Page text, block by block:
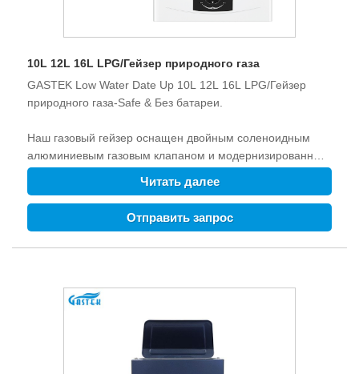
10L 12L 16L LPG/Гейзер природного газа
GASTEK Low Water Date Up 10L 12L 16L LPG/Гейзер
природного газа-Safe & Без батареи.
Наш газовый гейзер оснащен двойным соленоидным
алюминиевым газовым клапаном и модернизированным
датчиком потока воды для надежного зажигания при
давлении воды 0,01 МПа, что устраняет потребление
электроэнергии и снижает риски заклинивания.
Повышенная безопасность с помощью многоопераций
работу. Идеально подходит для многоэтажных домов и
Дополнительный адаптер переменного тока заменяет
батарею. Пользователям не нужно менять батареи.
Читать далее
Отправить запрос